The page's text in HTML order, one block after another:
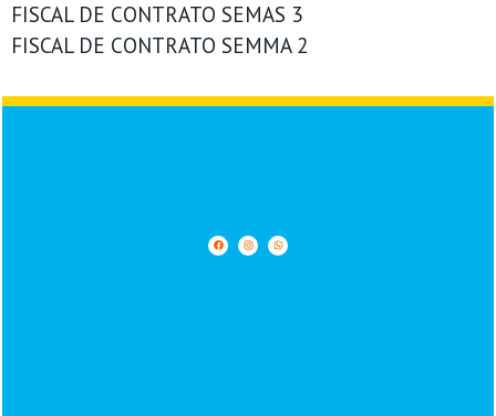
FISCAL DE CONTRATO SEMAS 3
FISCAL DE CONTRATO SEMMA 2